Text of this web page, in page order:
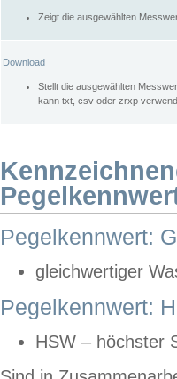
Zeigt die ausgewählten
Download
Stellt die ausgewählten
kann txt, csv oder zrxp
Pegelkennwert:
gleichwertiger
Pegelkennwert:
HSW – höchster